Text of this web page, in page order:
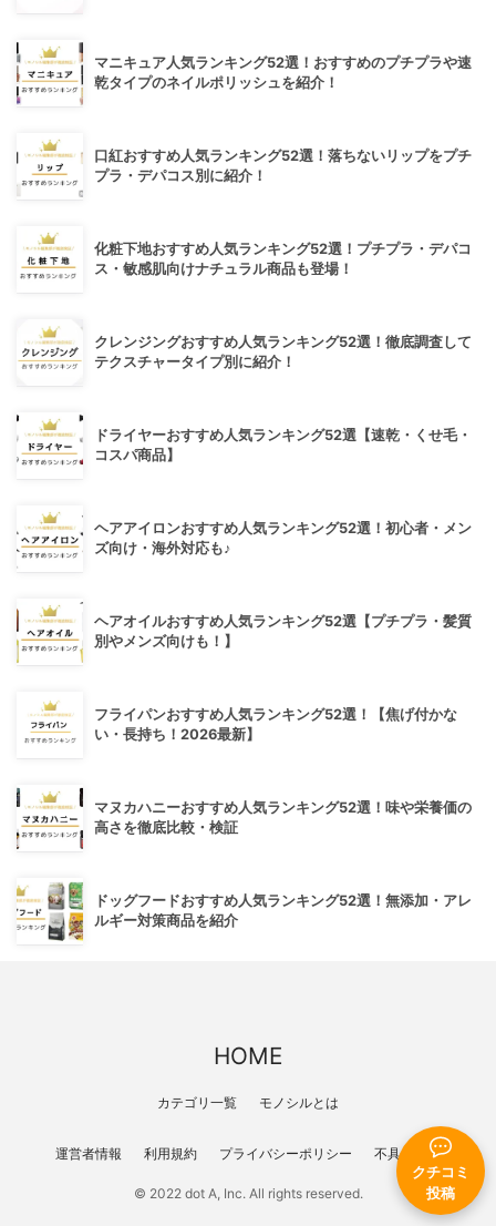
クチコミ
投稿
マニキュア人気ランキング52選！おすすめのプチプラや速
乾タイプのネイルポリッシュを紹介！
口紅おすすめ人気ランキング52選！落ちないリップをプチ
プラ・デパコス別に紹介！
化粧下地おすすめ人気ランキング52選！プチプラ・デパコ
ス・敏感肌向けナチュラル商品も登場！
クレンジングおすすめ人気ランキング52選！徹底調査して
テクスチャータイプ別に紹介！
ドライヤーおすすめ人気ランキング52選【速乾・くせ毛・
コスパ商品】
ヘアアイロンおすすめ人気ランキング52選！初心者・メン
ズ向け・海外対応も♪
ヘアオイルおすすめ人気ランキング52選【プチプラ・髪質
別やメンズ向けも！】
フライパンおすすめ人気ランキング52選！【焦げ付かな
い・長持ち！2026最新】
マヌカハニーおすすめ人気ランキング52選！味や栄養価の
高さを徹底比較・検証
ドッグフードおすすめ人気ランキング52選！無添加・アレ
ルギー対策商品を紹介
HOME
カテゴリ一覧 モノシルとは
運営者情報 利用規約 プライバシーポリシー 不具合報告
© 2022 dot A, Inc. All rights reserved.